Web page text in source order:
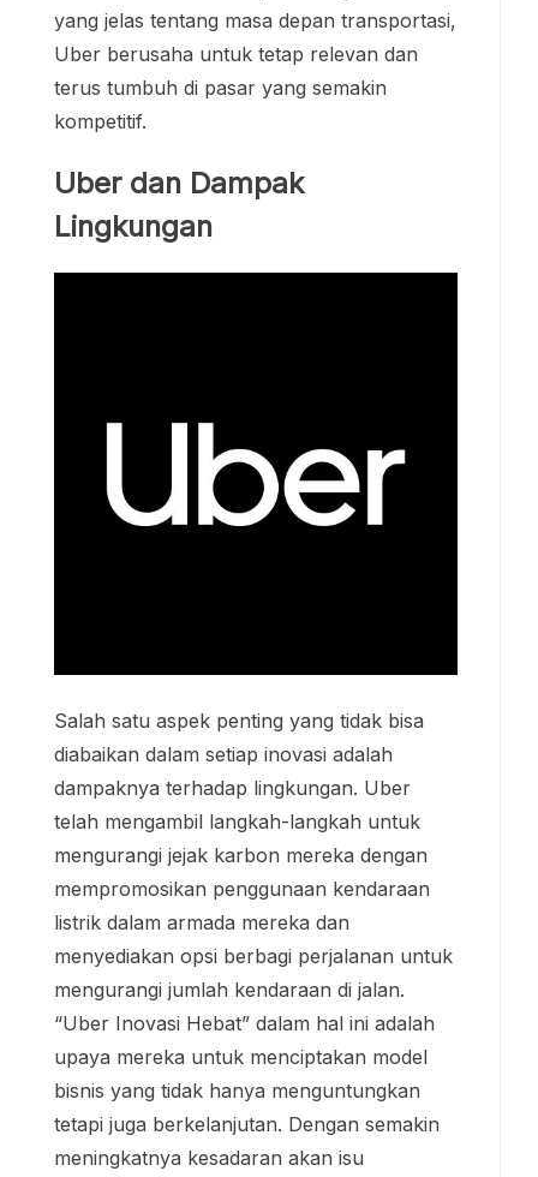
yang jelas tentang masa depan transportasi,
Uber berusaha untuk tetap relevan dan
terus tumbuh di pasar yang semakin
kompetitif.
Uber dan Dampak
Lingkungan
Salah satu aspek penting yang tidak bisa
diabaikan dalam setiap inovasi adalah
dampaknya terhadap lingkungan. Uber
telah mengambil langkah-langkah untuk
mengurangi jejak karbon mereka dengan
mempromosikan penggunaan kendaraan
listrik dalam armada mereka dan
menyediakan opsi berbagi perjalanan untuk
mengurangi jumlah kendaraan di jalan.
“Uber Inovasi Hebat” dalam hal ini adalah
upaya mereka untuk menciptakan model
bisnis yang tidak hanya menguntungkan
tetapi juga berkelanjutan. Dengan semakin
meningkatnya kesadaran akan isu